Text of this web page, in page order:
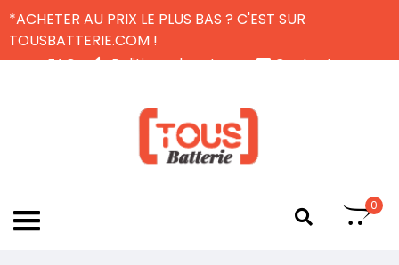
*ACHETER AU PRIX LE PLUS BAS ? C'EST SUR
TOUSBATTERIE.COM !
FAQ
Politique de retour
Contactez-nous
0